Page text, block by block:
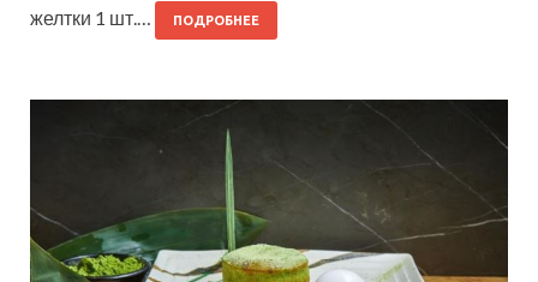
желтки 1 шт.…
ПОДРОБНЕЕ